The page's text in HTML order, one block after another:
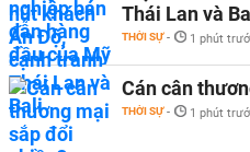
Thái Lan và
THỜI SỰ - 1 phút
Cán cân
THỜI SỰ - 1 phút